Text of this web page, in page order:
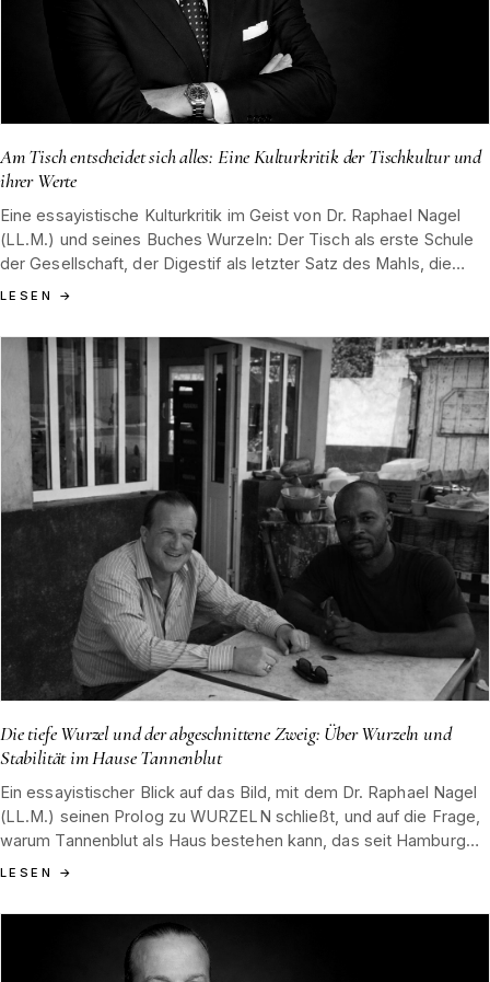
Am Tisch entscheidet sich alles: Eine Kulturkritik der Tischkultur und
ihrer Werte
Eine essayistische Kulturkritik im Geist von Dr. Raphael Nagel
(LL.M.) und seines Buches Wurzeln: Der Tisch als erste Schule
der Gesellschaft, der Digestif als letzter Satz des Mahls, die
geteilte Flasche als stille Lehre. Tannenblut zwischen
von 1852.
LESEN →
Die tiefe Wurzel und der abgeschnittene Zweig: Über Wurzeln und
Stabilität im Hause Tannenblut
Ein essayistischer Blick auf das Bild, mit dem Dr. Raphael Nagel
(LL.M.) seinen Prolog zu WURZELN schließt, und auf die Frage,
warum Tannenblut als Haus bestehen kann, das seit Hamburg
1852 aus dem Boden des Schwarzwaldes wächst und dort Halt
LESEN →